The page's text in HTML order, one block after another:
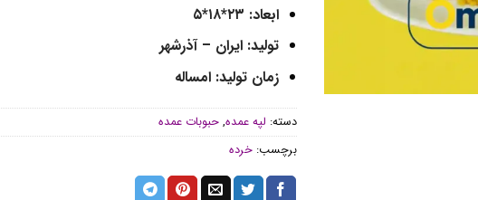
ابعاد: ۲۳*۱۸*۵
تولید: ایران – آذرشهر
زمان تولید: امساله
دسته: لپه عمده, حبوبات عمده
برچسب: خرده